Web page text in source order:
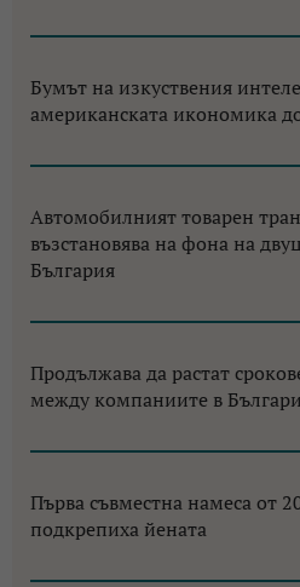
Бумът на изкуствения
американската икономика
Автомобилният товарен
възстановява на фона на
България
Продължава да растат
между компаниите в
Първа съвместна намеса от
подкрепиха йената